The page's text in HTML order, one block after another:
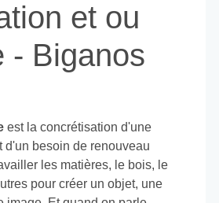
image. Et quand on parle
C Sublime Grave propose
de textiles et d'objets aux
Mes prestations
de votre projet. Il y a
et surtout tout ce que
imaginer.
travaille le bois, le verre, le